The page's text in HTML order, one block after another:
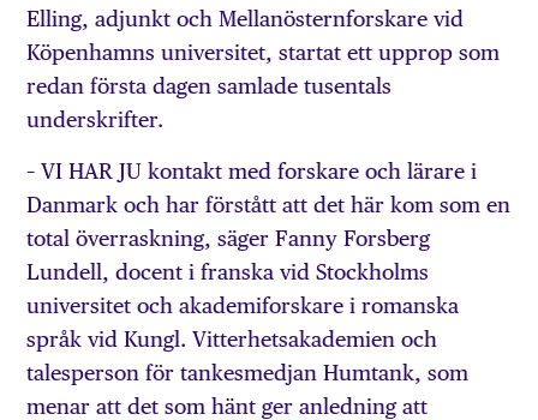
Elling, adjunkt och Mellanösternforskare vid
Köpenhamns universitet, startat ett upprop som
redan första dagen samlade tusentals
underskrifter.
– VI HAR JU kontakt med forskare och lärare i
Danmark och har förstått att det här kom som en
total överraskning, säger Fanny Forsberg
Lundell, docent i franska vid Stockholms
universitet och akademiforskare i romanska
språk vid Kungl. Vitterhetsakademien och
talesperson för tankesmedjan Humtank, som
menar att det som hänt ger anledning att